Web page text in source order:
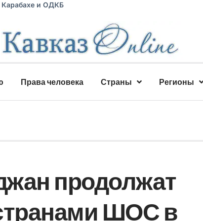
Карабахе и ОДКБ
Права человека Страны Регионы
продолжат
ШОС в